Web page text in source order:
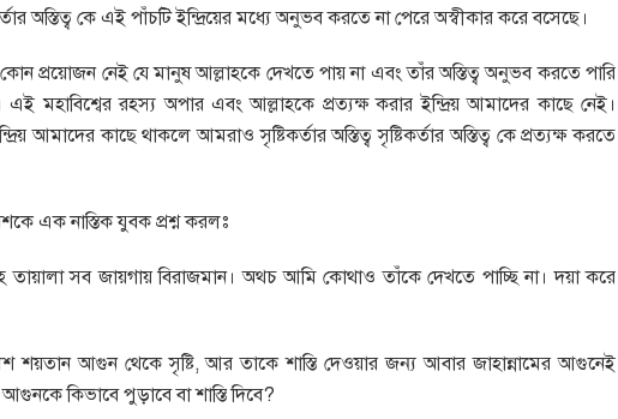
অস্তিত্ব কে এই পাঁচটি ইন্দ্রিয়ের মধ্যে অনুভব করতে না পেরে অস্বীকার করে বসেছে।
প্রয়োজন নেই যে মানুষ আল্লাহকে দেখতে পায় না এবং তাঁর অস্তিত্ব অনুভব করতে পারি
এই মহাবিশ্বের রহস্য অপার এবং আল্লাহকে প্রত্যক্ষ করার ইন্দ্রিয় আমাদের কাছে নেই।
আমাদের কাছে থাকলে আমরাও সৃষ্টিকর্তার অস্তিত্ব সৃষ্টিকর্তার অস্তিত্ব কে প্রত্যক্ষ করতে
এক নাস্তিক যুবক প্রশ্ন করলঃ
তায়ালা সব জায়গায় বিরাজমান। অথচ আমি কোথাও তাঁকে দেখতে পাচ্ছি না। দয়া করে
শয়তান আগুন থেকে সৃষ্টি, আর তাকে শাস্তি দেওয়ার জন্য আবার জাহান্নামের আগুনেই
কিভাবে পুড়াবে বা শাস্তি দিবে?